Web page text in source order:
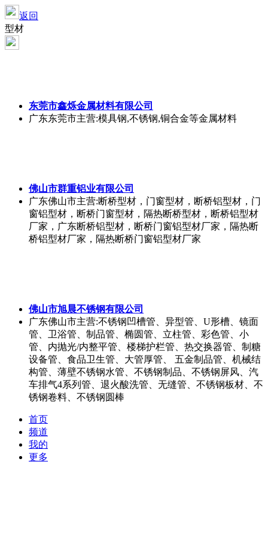
返回
型材
东莞市鑫烁金属材料有限公司
广东东莞市主营:模具钢,不锈钢,铜合金等金属材料
佛山市群重铝业有限公司
广东佛山市主营:断桥型材，门窗型材，断桥铝型材，门
窗铝型材，断桥门窗型材，隔热断桥型材，断桥铝型材
厂家，广东断桥铝型材，断桥门窗铝型材厂家，隔热断
桥铝型材厂家，隔热断桥门窗铝型材厂家
佛山市旭晨不锈钢有限公司
广东佛山市主营:不锈钢凹槽管、异型管、U形槽、镜面
管、卫浴管、制品管、椭圆管、立柱管、彩色管、小
管、内抛光/内整平管、楼梯护栏管、热交换器管、制糖
设备管、食品卫生管、大管厚管、 五金制品管、机械结
构管、薄壁不锈钢水管、不锈钢制品、不锈钢屏风、汽
车排气4系列管、退火酸洗管、无缝管、不锈钢板材、不
锈钢卷料、不锈钢圆棒
首页
频道
我的
更多